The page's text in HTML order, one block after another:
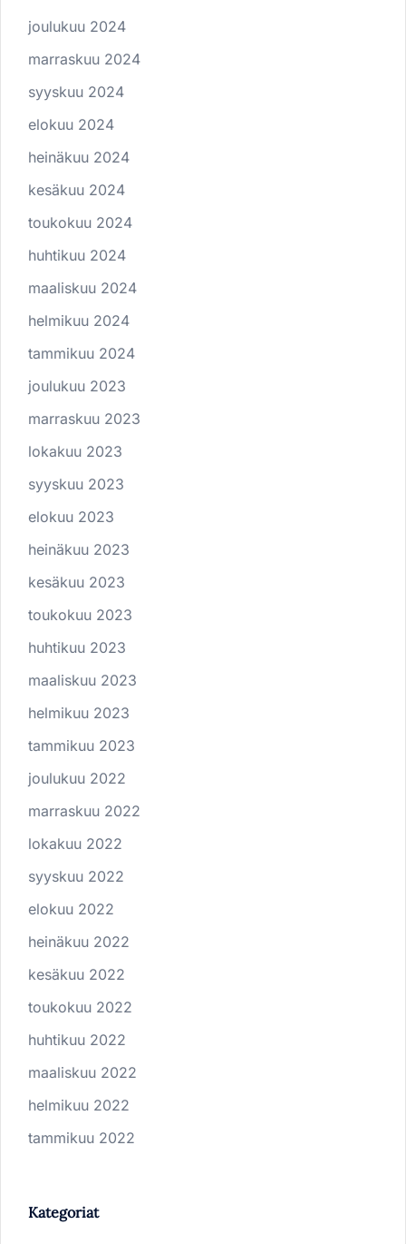
joulukuu 2024
marraskuu 2024
syyskuu 2024
elokuu 2024
heinäkuu 2024
kesäkuu 2024
toukokuu 2024
huhtikuu 2024
maaliskuu 2024
helmikuu 2024
tammikuu 2024
joulukuu 2023
marraskuu 2023
lokakuu 2023
syyskuu 2023
elokuu 2023
heinäkuu 2023
kesäkuu 2023
toukokuu 2023
huhtikuu 2023
maaliskuu 2023
helmikuu 2023
tammikuu 2023
joulukuu 2022
marraskuu 2022
lokakuu 2022
syyskuu 2022
elokuu 2022
heinäkuu 2022
kesäkuu 2022
toukokuu 2022
huhtikuu 2022
maaliskuu 2022
helmikuu 2022
tammikuu 2022
Kategoriat